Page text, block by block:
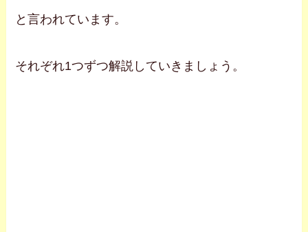
と言われています。
それぞれ1つずつ解説していきましょう。